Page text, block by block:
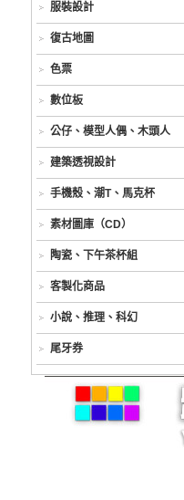
服裝設計
復古地圖
色票
數位板
公仔、模型人偶、木頭人
建築透視設計
手機殼、潮T、馬克杯
素材圖庫（CD）
陶瓷、下午茶杯組
客製化商品
小說、推理、科幻
尾牙券